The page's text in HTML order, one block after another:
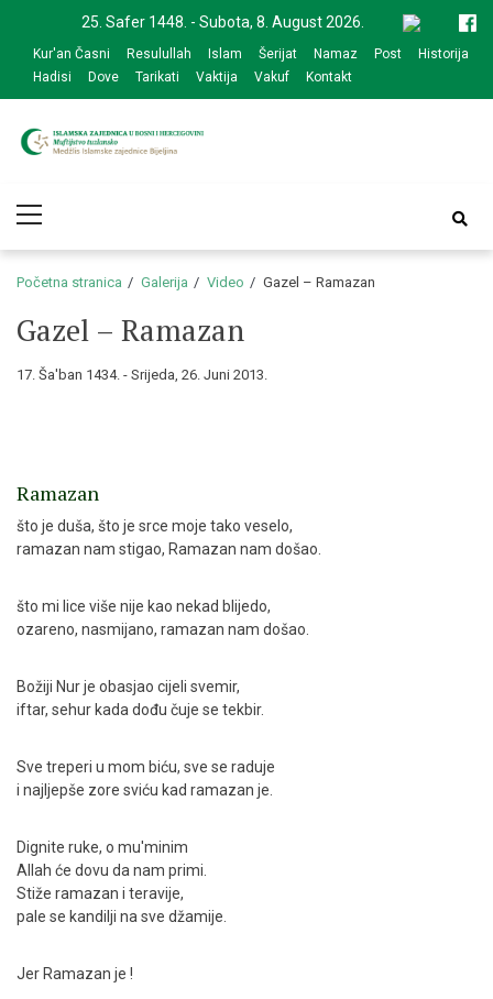
navigation
content
25. Safer 1448. - Subota, 8. August 2026.
Kur'an Časni Resulullah Islam Šerijat Namaz Post
Historija
Hadisi
Dove Tarikati Vaktija Vakuf Kontakt
zajednice Bijeljina
Menu
Početna stranica Galerija Video Gazel – Ramazan
Gazel – Ramazan
17. Ša'ban 1434. - Srijeda, 26. Juni 2013.
Ramazan
što je duša, što je srce moje tako veselo,
ramazan nam stigao, Ramazan nam došao.
što mi lice više nije kao nekad blijedo,
ozareno, nasmijano, ramazan nam došao.
Božiji Nur je obasjao cijeli svemir,
iftar, sehur kada dođu čuje se tekbir.
Sve treperi u mom biću, sve se raduje
i najljepše zore sviću kad ramazan je.
Dignite ruke, o mu'minim
Allah će dovu da nam primi.
Stiže ramazan i teravije,
pale se kandilji na sve džamije.
Jer Ramazan je !